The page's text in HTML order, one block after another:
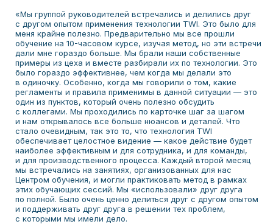
«Мы группой руководителей встречались и делились друг
с другом опытом применения технологии TWI. Это было для
меня крайне полезно. Предварительно мы все прошли
обучение на 10-часовом курсе, изучая метод, но эти встречи
дали мне гораздо больше. Мы брали наши собственные
примеры из цеха и вместе разбирали их по технологии. Это
было гораздо эффективнее, чем когда мы делали это
в одиночку. Особенно, когда мы говорили о том, какие
регламенты и правила применимы в данной ситуации — это
один из пунктов, который очень полезно обсудить
с коллегами. Мы проходились по карточке шаг за шагом
и нам открывалось все больше нюансов и деталей. Что
стало очевидным, так это то, что технология TWI
обеспечивает целостное видение — какое действие будет
наиболее эффективным и для сотрудника, и для команды,
и для производственного процесса. Каждый второй месяц
мы встречались на занятиях, организованных для нас
Центром обучения, и могли практиковать метод в рамках
этих обучающих сессий. Мы «использовали» друг друга
по полной. Было очень ценно делиться друг с другом опытом
и поддерживать друг друга в решении тех проблем,
с которыми мы имели дело.